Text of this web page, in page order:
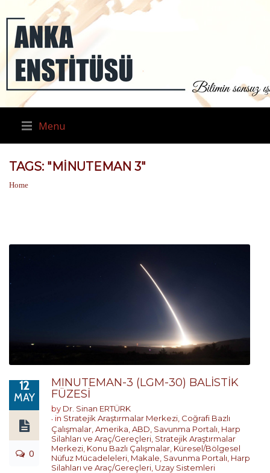
Menu
TAGS: "MINUTEMAN 3"
Home
12
MAY
0
MINUTEMAN-3 (LGM-30) BALİSTİK
FÜZESİ
by Dr. Sinan ERTÜRK
in Stratejik Araştırmalar Merkezi Coğrafi Bazlı
Çalışmalar Amerika ABD Savunma Portalı Harp
Silahları ve Araç/Gereçleri Stratejik Araştırmalar
Merkezi Konu Bazlı Çalışmalar Küresel/Bölgesel
Nüfuz Mücadeleleri Makale Savunma Portalı Harp
Silahları ve Araç/Gereçleri Uzay Sistemleri